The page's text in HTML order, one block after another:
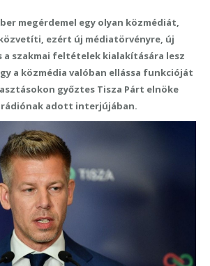
megérdemel egy olyan közmédiát,
ezért új médiatörvényre, új
a szakmai feltételek kialakítására lesz
a közmédia valóban ellássa funkcióját
győztes Tisza Párt elnöke
rádiónak adott interjújában.